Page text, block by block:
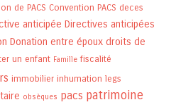
de PACS Convention PACS deces
anticipée Directives anticipées
Donation entre époux droits de
un enfant Famille fiscalité
immobilier inhumation legs
obsèques pacs patrimoine